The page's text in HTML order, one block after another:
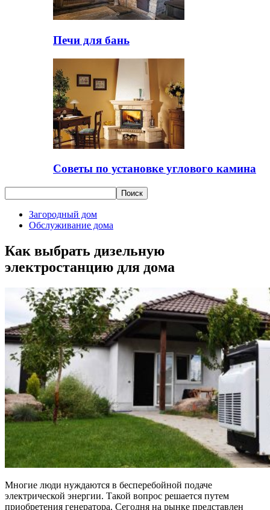
Печи для бань
Советы по установке углового камина
Загородный дом
Обслуживание дома
Как выбрать дизельную
электростанцию для дома
Многие люди нуждаются в бесперебойной подаче
электрической энергии. Такой вопрос решается путем
приобретения генератора. Сегодня на рынке представлен